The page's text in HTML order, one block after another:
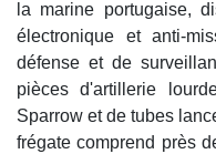
la marine portugaise,
électronique et anti-
défense et de
pièces d'artillerie
Sparrow et de tubes
frégate comprend près